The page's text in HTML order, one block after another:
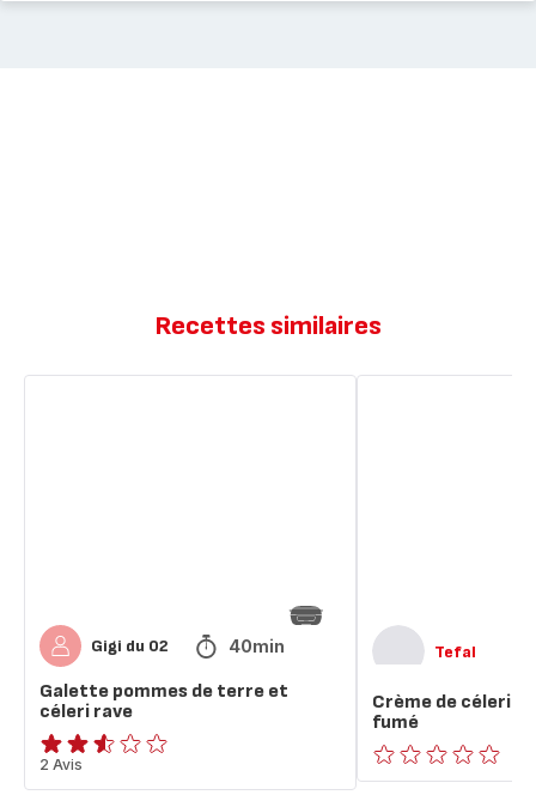
Recettes similaires
Gigi du 02 40min
Galette pommes de terre et
céleri rave
ratings.2.5
2 Avis
Tefal
Crème de céleri-
fumé
ratings.0